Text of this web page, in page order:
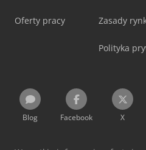
Oferty pracy Zasady
Polityka
Blog Facebook X